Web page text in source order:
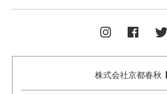
株式会社京都春秋